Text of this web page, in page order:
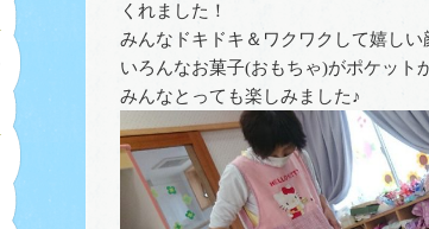
くれました！
みんなドキドキ＆ワクワクして嬉し
いろんなお菓子(おもちゃ)がポケット
みんなとっても楽しみました♪